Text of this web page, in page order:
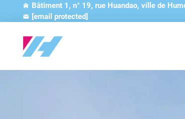
Bâtiment 1, n° 19, rue Huandao, ville de
[email protected]